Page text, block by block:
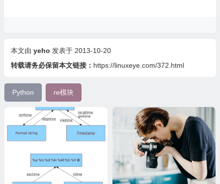
本文由 yeho 发表于 2013-10-20
转载请务必保留本文链接： https://linuxeye.com/372.html
Python re模块